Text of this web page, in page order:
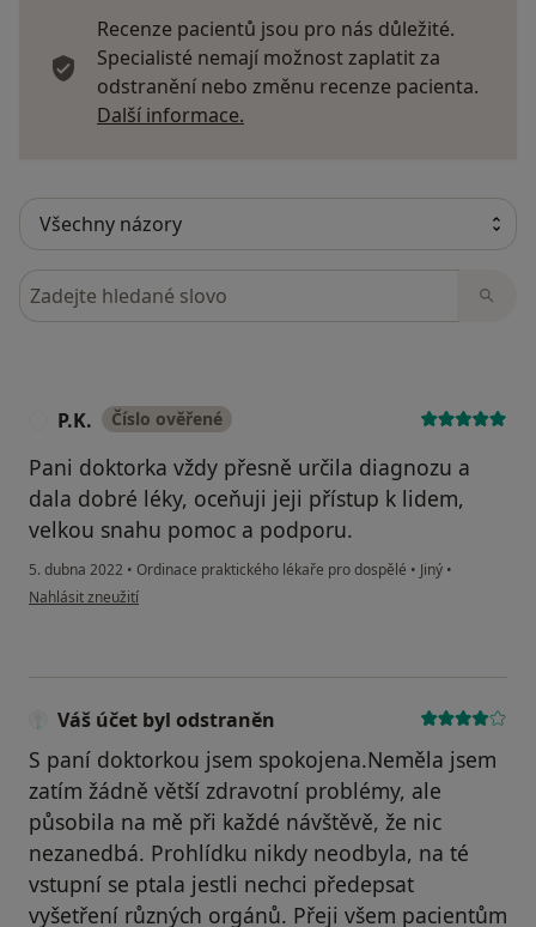
Recenze pacientů jsou pro nás důležité.
Specialisté nemají možnost zaplatit za
odstranění nebo změnu recenze pacienta.
Další informace.
Hledejte v názorech
P.K. Číslo ověřené
Pani doktorka vždy přesně určila diagnozu a
dala dobré léky, oceňuji jeji přístup k lidem,
velkou snahu pomoc a podporu.
5. dubna 2022 • Ordinace praktického lékaře pro dospělé • Jiný •
podle názoru uživatele P.K.
Nahlásit zneužití
Váš účet byl odstraněn
S paní doktorkou jsem spokojena.Neměla jsem
zatím žádně větší zdravotní problémy, ale
působila na mě při každé návštěvě, že nic
nezanedbá. Prohlídku nikdy neodbyla, na té
vstupní se ptala jestli nechci předepsat
vyšetření různých orgánů. Přeji všem pacientům